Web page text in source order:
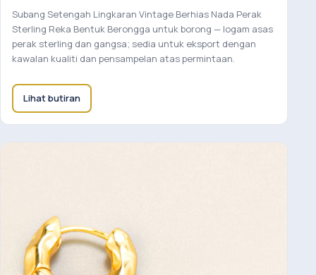
Subang Setengah Lingkaran Vintage Berhias Nada Perak
Sterling Reka Bentuk Berongga untuk borong — logam asas
perak sterling dan gangsa; sedia untuk eksport dengan
kawalan kualiti dan pensampelan atas permintaan.
Lihat butiran